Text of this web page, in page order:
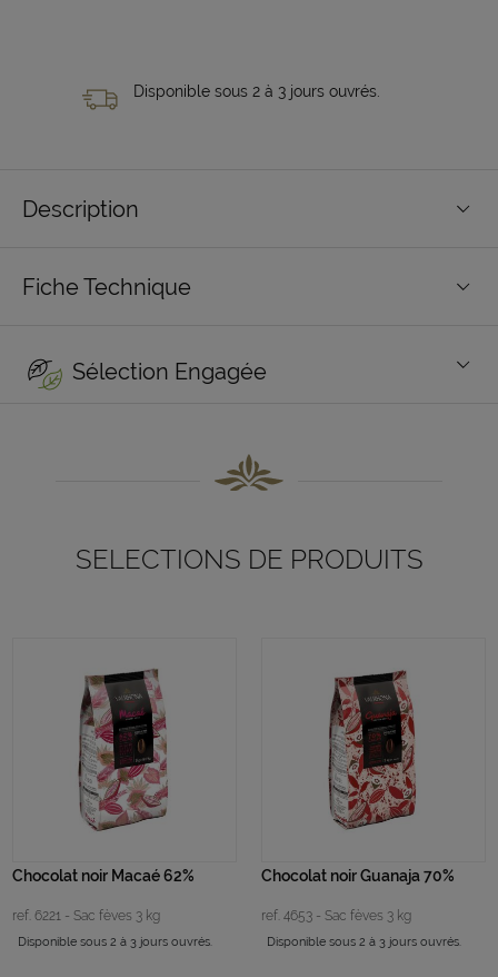
Disponible sous 2 à 3 jours ouvrés.
Description
Fiche Technique
Sélection Engagée
SELECTIONS DE PRODUITS
Chocolat noir Macaé 62%
ref. 6221 - Sac fèves 3 kg
Disponible sous 2 à 3 jours ouvrés.
Chocolat noir Guanaja 70%
ref. 4653 - Sac fèves 3 kg
Disponible sous 2 à 3 jours ouvrés.